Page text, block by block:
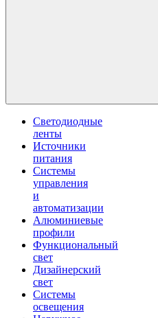
Светодиодные
ленты
Источники
питания
Системы
управления
и
автоматизации
Алюминиевые
профили
Функциональный
свет
Дизайнерский
свет
Системы
освещения